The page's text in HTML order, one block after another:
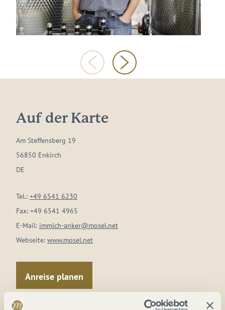
Auf der Karte
Am Steffensberg 19
56850 Enkirch
DE
Tel.: +49 6541 6230
Fax: +49 6541 4965
E-Mail: immich-anker@mosel.net
Webseite: www.mosel.net
Anreise planen